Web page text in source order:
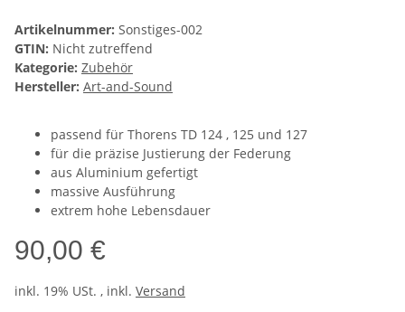
Artikelnummer: Sonstiges-002
GTIN: Nicht zutreffend
Kategorie: Zubehör
Hersteller: Art-and-Sound
passend für Thorens TD 124 , 125 und 127
für die präzise Justierung der Federung
aus Aluminium gefertigt
massive Ausführung
extrem hohe Lebensdauer
90,00 €
inkl. 19% USt. , inkl. Versand